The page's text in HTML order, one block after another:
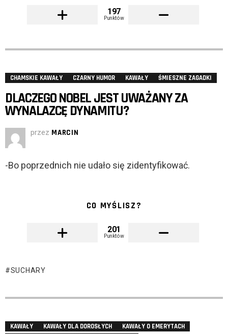
197
Punktów
CHAMSKIE KAWAŁY CZARNY HUMOR KAWAŁY ŚMIESZNE ZAGADKI
DLACZEGO NOBEL JEST UWAŻANY ZA
WYNALAZCĘ DYNAMITU?
przez MARCIN
-Bo poprzednich nie udało się zidentyfikować.
CO MYŚLISZ?
201
Punktów
SUCHARY
KAWAŁY KAWAŁY DLA DOROSŁYCH
KAWAŁY O EMERYTACH